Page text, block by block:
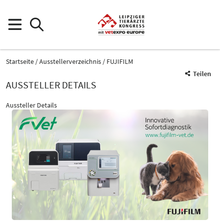
Startseite Ausstellerverzeichnis
FUJIFILM
Teilen
AUSSTELLER DETAILS
Aussteller Details